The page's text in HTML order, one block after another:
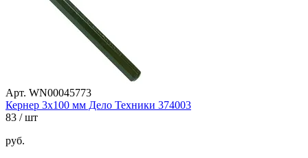
Арт. WN00045773
Кернер 3х100 мм Дело Техники 374003
83 / шт
руб.